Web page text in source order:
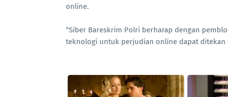
online.
“Siber Bareskrim Polri berharap dengan
teknologi untuk perjudian online dapat ditekan